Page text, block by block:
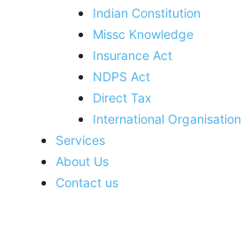
Indian Constitution
Missc Knowledge
Insurance Act
NDPS Act
Direct Tax
International Organisation
Services
About Us
Contact us